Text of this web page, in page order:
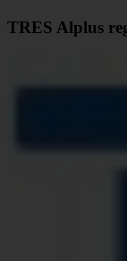
TRES Alplus